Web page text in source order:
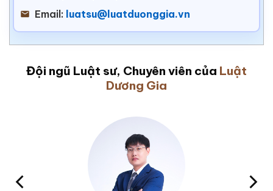
Email: luatsu@luatduonggia.vn
Đội ngũ Luật sư, Chuyên viên của Luật
Dương Gia